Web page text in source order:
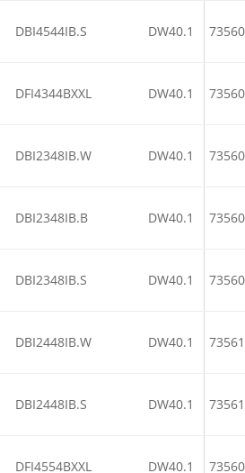
DBI4544IB.S DW40.1
DFI4344BXXL DW40.1
DBI2348IB.W DW40.1
DBI2348IB.B DW40.1
DBI2348IB.S DW40.1
DBI2448IB.W DW40.1
DBI2448IB.S DW40.1
DFI4554BXXL DW40.1